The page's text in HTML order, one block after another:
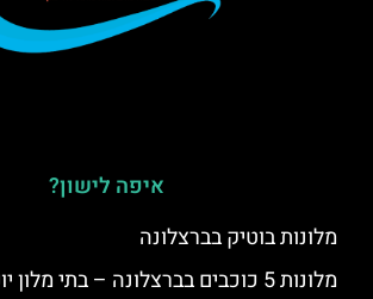
איפה לישון?
מלונות בוטיק בברצלונה
מלונות 5 כוכבים בברצלונה – בתי מלון יוקרתיים